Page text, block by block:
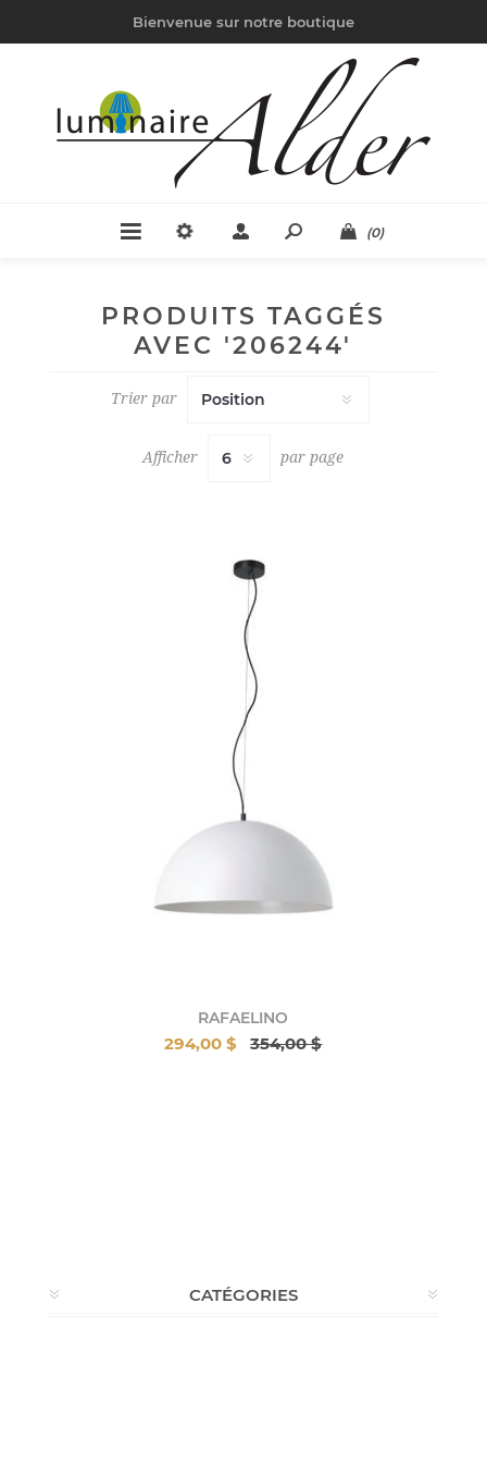
Bienvenue sur notre boutique
(0)
PRODUITS TAGGÉS
AVEC '206244'
Trier par
Afficher par page
RAFAELINO
294,00 $ 354,00 $
CATÉGORIES